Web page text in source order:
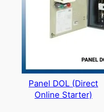
Panel DOL (Direct
Online Starter)